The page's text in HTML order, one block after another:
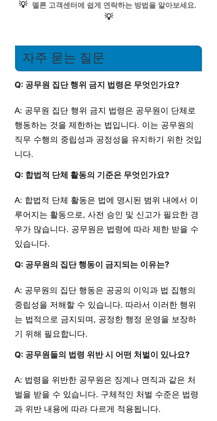
💡 멜론 고객센터에 쉽게 연락하는 방법을 알아보세요.
💡
자주 묻는 질문
Q: 공무원 집단 행위 금지 법령은 무엇인가요?
A: 공무원 집단 행위 금지 법령은 공무원이 단체로
행동하는 것을 제한하는 법입니다. 이는 공무원의
직무 수행의 중립성과 공정성을 유지하기 위한 것입
니다.
Q: 합법적 단체 활동의 기준은 무엇인가요?
A: 합법적 단체 활동은 법에 명시된 범위 내에서 이
루어지는 활동으로, 사전 승인 및 신고가 필요한 경
우가 많습니다. 공무원은 법령에 따라 제한 받을 수
있습니다.
Q: 공무원의 집단 행동이 금지되는 이유는?
A: 공무원의 집단 행동은 공공의 이익과 법 집행의
중립성을 저해할 수 있습니다. 따라서 이러한 행위
는 법적으로 금지되며, 공정한 행정 운영을 보장하
기 위해 필요합니다.
Q: 공무원들의 법령 위반 시 어떤 처벌이 있나요?
A: 법령을 위반한 공무원은 징계나 면직과 같은 처
벌을 받을 수 있습니다. 구체적인 처벌 수준은 법령
과 위반 내용에 따라 다르게 적용됩니다.